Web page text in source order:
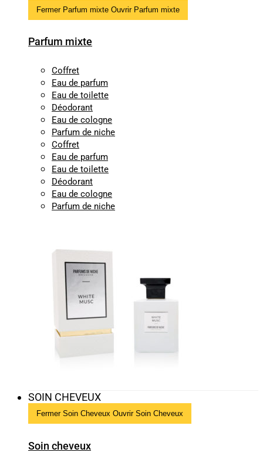
Fermer Parfum mixte Ouvrir Parfum mixte
Parfum mixte
Coffret
Eau de parfum
Eau de toilette
Déodorant
Eau de cologne
Parfum de niche
Coffret
Eau de parfum
Eau de toilette
Déodorant
Eau de cologne
Parfum de niche
SOIN CHEVEUX
Fermer Soin Cheveux Ouvrir Soin Cheveux
Soin cheveux